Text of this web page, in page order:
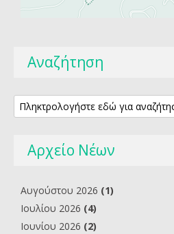
Αναζήτηση
Αρχείο Νέων
Αυγούστου 2026 (1)
Ιουλίου 2026 (4)
Ιουνίου 2026 (2)